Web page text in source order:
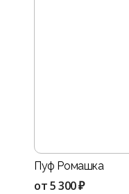
Пуф Ромашка
от5 300 ₽